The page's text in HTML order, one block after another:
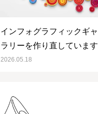
インフォグラフィックギャ
ラリーを作り直しています
2026.05.18